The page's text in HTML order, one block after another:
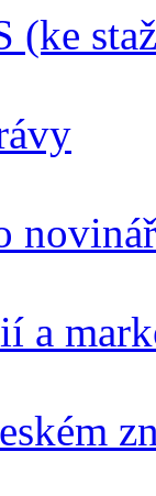
(ke
a